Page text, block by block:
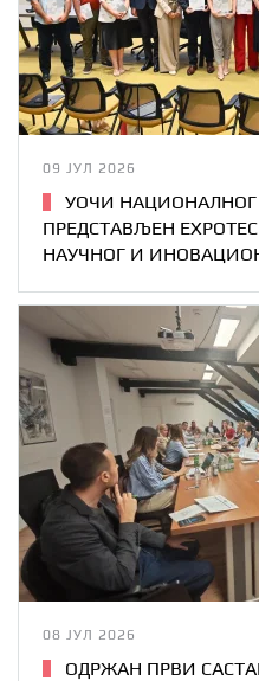
09 ЈУЛ 2026
УОЧИ НАЦИОНАЛНОГ
ПРЕДСТАВЉЕН
НАУЧНОГ И
08 ЈУЛ 2026
ОДРЖАН ПРВИ